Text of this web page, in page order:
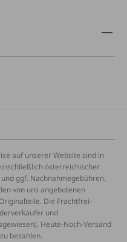
auf unserer Website sind in
österreichischer
ggf. Nachnahmegebühren,
von uns angebotenen
Die Frachtfrei-
und
Heute-Noch-Versand
bezahlen.